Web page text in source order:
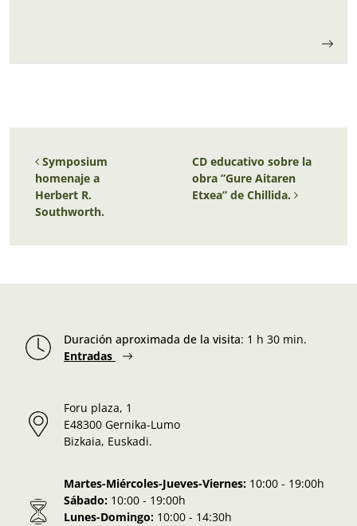
Navegación de entradas
Symposium
homenaje a
Herbert R.
Southworth.
CD educativo sobre la
obra ”Gure Aitaren
Etxea” de Chillida.
Duración aproximada de la visita: 1 h 30 min.
Entradas
Foru plaza, 1
E48300 Gernika-Lumo
Bizkaia, Euskadi.
Martes-Miércoles-Jueves-Viernes: 10:00 - 19:00h
Sábado: 10:00 - 19:00h
Lunes-Domingo: 10:00 - 14:30h